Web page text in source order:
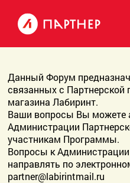
Данный Форум
связанных с Партнерской
магазина Лабиринт.
Ваши вопросы Вы можете
Администрации
участникам Программы.
Вопросы к
направлять по
partner@labirintmail.ru